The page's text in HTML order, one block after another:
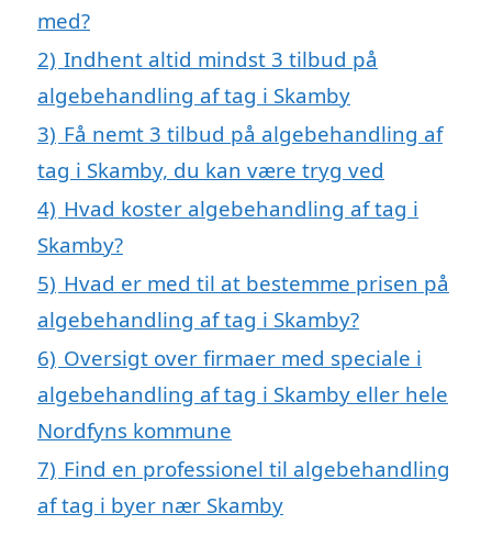
med?
2) Indhent altid mindst 3 tilbud på
algebehandling af tag i Skamby
3) Få nemt 3 tilbud på algebehandling af
tag i Skamby, du kan være tryg ved
4) Hvad koster algebehandling af tag i
Skamby?
5) Hvad er med til at bestemme prisen på
algebehandling af tag i Skamby?
6) Oversigt over firmaer med speciale i
algebehandling af tag i Skamby eller hele
Nordfyns kommune
7) Find en professionel til algebehandling
af tag i byer nær Skamby